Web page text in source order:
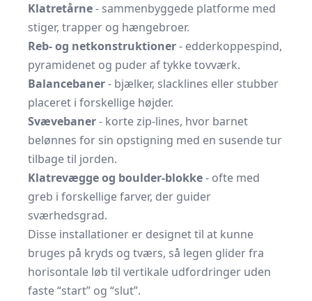
Klatretårne- sammenbyggede platforme med
stiger, trapper og hængebroer.
Reb- og netkonstruktioner- edderkoppespind,
pyramidenet og puder af tykke tovværk.
Balancebaner- bjælker, slacklines eller stubber
placeret i forskellige højder.
Svævebaner- korte zip-lines, hvor barnet
belønnes for sin opstigning med en susende tur
tilbage til jorden.
Klatrevægge og boulder-blokke- ofte med
greb i forskellige farver, der guider
sværhedsgrad.
Disse installationer er designet til at kunne
bruges på kryds og tværs, så legen glider fra
horisontale løb til vertikale udfordringer uden
faste “start” og “slut”.